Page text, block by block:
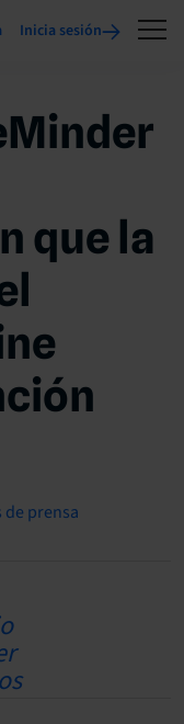
Inicia sesión
que la
prensa